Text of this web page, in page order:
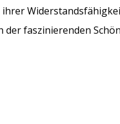
der faszinierenden